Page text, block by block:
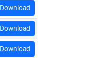
Download
Download
Download